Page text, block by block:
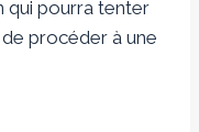
qui pourra tenter
procéder à une